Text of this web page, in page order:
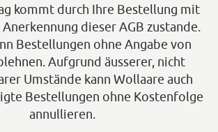
kommt durch Ihre Bestellung mit
dieser AGB zustande.
Bestellungen ohne Angabe von
Aufgrund äusserer, nicht
Umstände kann Wollaare auch
Bestellungen ohne Kostenfolge
annullieren.